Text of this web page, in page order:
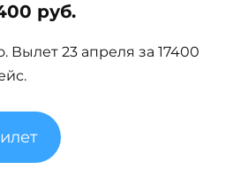
руб.
23 апреля за 17400